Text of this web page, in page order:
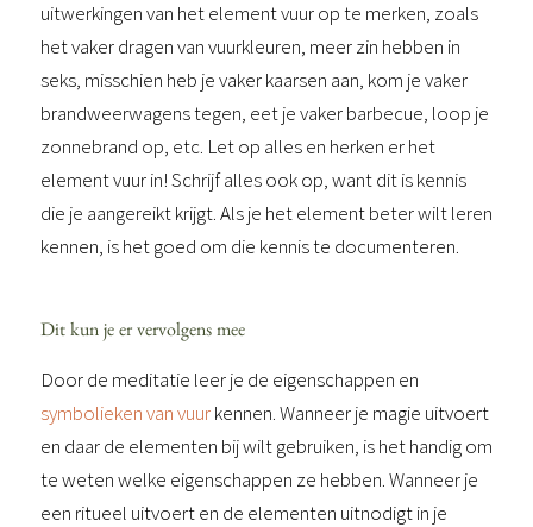
uitwerkingen van het element vuur op te merken, zoals
het vaker dragen van vuurkleuren, meer zin hebben in
seks, misschien heb je vaker kaarsen aan, kom je vaker
brandweerwagens tegen, eet je vaker barbecue, loop je
zonnebrand op, etc. Let op alles en herken er het
element vuur in! Schrijf alles ook op, want dit is kennis
die je aangereikt krijgt. Als je het element beter wilt leren
kennen, is het goed om die kennis te documenteren.
Dit kun je er vervolgens mee
Door de meditatie leer je de eigenschappen en
symbolieken van vuurkennen. Wanneer je magie uitvoert
en daar de elementen bij wilt gebruiken, is het handig om
te weten welke eigenschappen ze hebben. Wanneer je
een ritueel uitvoert en de elementen uitnodigt in je